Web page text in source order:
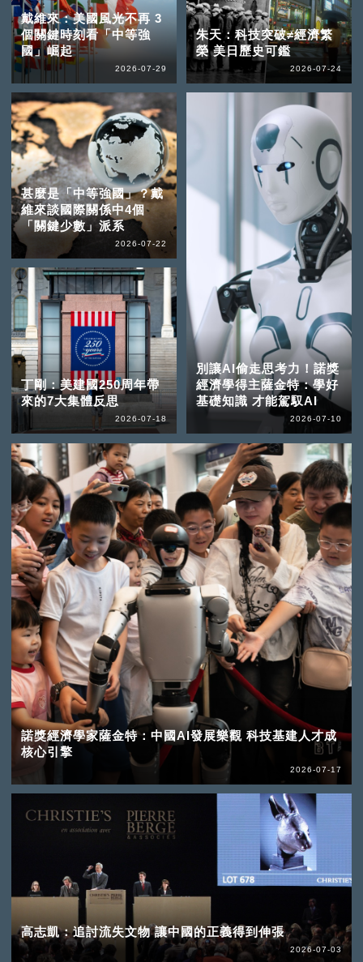
戴維來：美國風光不再 3
個關鍵時刻看「中等強
國」崛起
2026-07-29
朱天：科技突破≠經濟繁
榮 美日歷史可鑑
2026-07-24
甚麼是「中等強國」？戴
維來談國際關係中4個
「關鍵少數」派系
2026-07-22
丁剛：美建國250周年帶
來的7大集體反思
2026-07-18
諾獎經濟學家薩金特：中國AI發展樂觀 科技基建人才成
核心引擎
2026-07-17
別讓AI偷走思考力！諾獎
經濟學得主薩金特：學好
基礎知識 才能駕馭AI
2026-07-10
高志凱：追討流失文物 讓中國的正義得到伸張
2026-07-03